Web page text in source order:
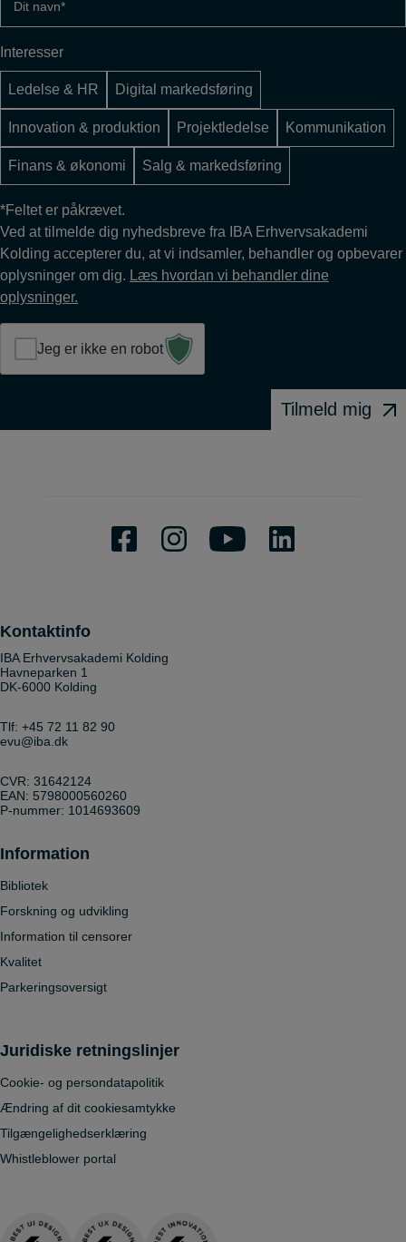
Interesser
Ledelse & HR Digital markedsføring
Innovation & produktion Projektledelse Kommunikation
Finans & økonomi Salg & markedsføring
*Feltet er påkrævet.
Ved at tilmelde dig nyhedsbreve fra IBA Erhvervsakademi
Kolding accepterer du, at vi indsamler, behandler og opbevarer
oplysninger om dig. Læs hvordan vi behandler dine
oplysninger.
Jeg er ikke en robot
Tilmeld mig
Kontaktinfo
IBA Erhvervsakademi Kolding
Havneparken 1
DK-6000 Kolding
Tlf: +45 72 11 82 90
evu@iba.dk
CVR: 31642124
EAN: 5798000560260
P-nummer: 1014693609
Information
Bibliotek
Forskning og udvikling
Information til censorer
Kvalitet
Parkeringsoversigt
Juridiske retningslinjer
Cookie- og persondatapolitik
Ændring af dit cookiesamtykke
Tilgængelighedserklæring
Whistleblower portal